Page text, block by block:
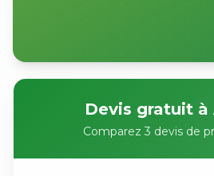
Devis gratuit à
Comparez 3 devis de